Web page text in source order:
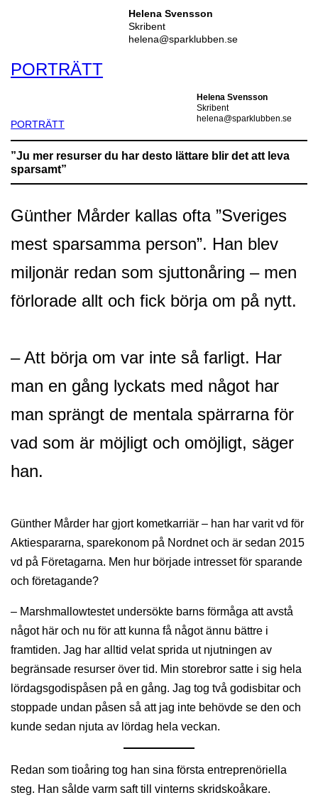
Helena Svensson
Skribent
helena@sparklubben.se
PORTRÄTT
PORTRÄTT
Helena Svensson
Skribent
helena@sparklubben.se
”Ju mer resurser du har desto lättare blir det att leva
sparsamt”
Günther Mårder kallas ofta ”Sveriges
mest sparsamma person”. Han blev
miljonär redan som sjuttonåring – men
förlorade allt och fick börja om på nytt.
– Att börja om var inte så farligt. Har
man en gång lyckats med något har
man sprängt de mentala spärrarna för
vad som är möjligt och omöjligt, säger
han.
Günther Mårder har gjort kometkarriär – han har varit vd för
Aktiespararna, sparekonom på Nordnet och är sedan 2015
vd på Företagarna. Men hur började intresset för sparande
och företagande?
– Marshmallowtestet undersökte barns förmåga att avstå
något här och nu för att kunna få något ännu bättre i
framtiden. Jag har alltid velat sprida ut njutningen av
begränsade resurser över tid. Min storebror satte i sig hela
lördagsgodispåsen på en gång. Jag tog två godisbitar och
stoppade undan påsen så att jag inte behövde se den och
kunde sedan njuta av lördag hela veckan.
Redan som tioåring tog han sina första entreprenöriella
steg. Han sålde varm saft till vinterns skridskoåkare.